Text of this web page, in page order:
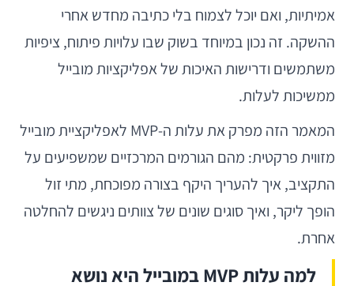
אמיתיות, ואם יוכל לצמוח בלי כתיבה מחדש אחרי
ההשקה. זה נכון במיוחד בשוק שבו עלויות פיתוח, ציפיות
משתמשים ודרישות האיכות של אפליקציות מובייל
ממשיכות לעלות.
המאמר הזה מפרק את עלות ה-MVP לאפליקציית מובייל
מזווית פרקטית: מהם הגורמים המרכזיים שמשפיעים על
התקציב, איך להעריך היקף בצורה מפוכחת, מתי זול
הופך ליקר, ואיך סוגים שונים של צוותים ניגשים להחלטה
אחרת.
למה עלות MVP במובייל היא נושא